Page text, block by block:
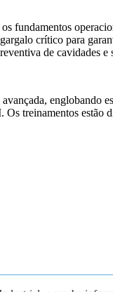
fundamentos
crítico para
de cavidades e
englobando
treinamentos estão